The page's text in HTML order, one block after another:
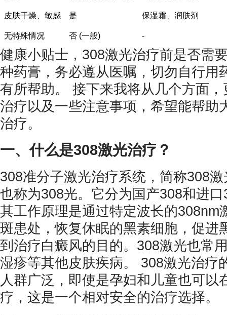
皮肤干燥、敏感 是 保湿霜、润肤剂
无特殊情况 否 (一般) -
健康小贴士，308激光治疗前是否需
种药膏，务必遵从医嘱，切勿自行用
有所帮助。 接下来我将从几个方面
治疗以及一些注意事项，希望能帮助
治疗。
一、什么是308激光治疗？
308准分子激光治疗系统，简称308
也称为308光。它分为国产308和进
其工作原理是通过特定波长的308nm
斑患处，恢复休眠的黑素细胞，促进
到治疗白癜风的目的。308激光也常
湿疹等其他皮肤疾病。 308激光治疗
人群广泛，即使是孕妇和儿童也可以
疗，这是一个相对安全的治疗选择。